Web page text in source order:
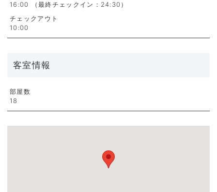
16:00 （最終チェックイン：24:30）
チェックアウト
10:00
客室情報
部屋数
18